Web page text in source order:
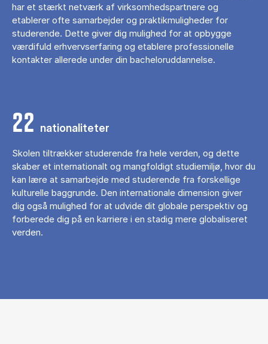
har et stærkt netværk af virksomhedspartnere og
etablerer ofte samarbejder og praktikmuligheder for
studerende. Dette giver dig mulighed for at opbygge
værdifuld erhvervserfaring og etablere professionelle
kontakter allerede under din bacheloruddannelse.
22 nationaliteter
Skolen tiltrækker studerende fra hele verden, og dette
skaber et internationalt og mangfoldigt studiemiljø, hvor du
kan lære at samarbejde med studerende fra forskellige
kulturelle baggrunde. Den internationale dimension giver
dig også mulighed for at udvide dit globale perspektiv og
forberede dig på en karriere i en stadig mere globaliseret
verden.